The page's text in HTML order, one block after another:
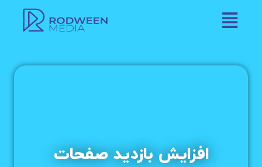
افزایش بازدید صفحات